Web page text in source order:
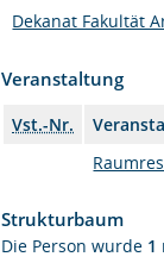
Dekanat Fakultät
Veranstaltung
Vst.-Nr.
Strukturbaum
Die Person wurde 1